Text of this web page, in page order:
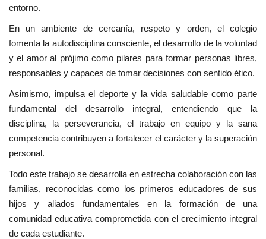
entorno.
En un ambiente de cercanía, respeto y orden, el colegio
fomenta la autodisciplina consciente, el desarrollo de la voluntad
y el amor al prójimo como pilares para formar personas libres,
responsables y capaces de tomar decisiones con sentido ético.
Asimismo, impulsa el deporte y la vida saludable como parte
fundamental del desarrollo integral, entendiendo que la
disciplina, la perseverancia, el trabajo en equipo y la sana
competencia contribuyen a fortalecer el carácter y la superación
personal.
Todo este trabajo se desarrolla en estrecha colaboración con las
familias, reconocidas como los primeros educadores de sus
hijos y aliados fundamentales en la formación de una
comunidad educativa comprometida con el crecimiento integral
de cada estudiante.